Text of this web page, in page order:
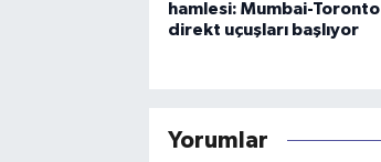
hamlesi: Mumbai-Toronto
direkt uçuşları başlıyor
Yorumlar